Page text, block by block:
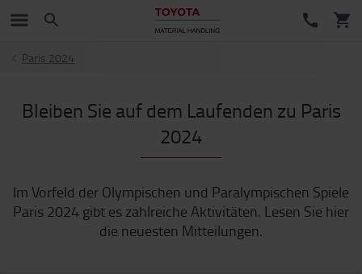
Paris 2024
Bleiben Sie auf dem Laufenden zu Paris
2024
Im Vorfeld der Olympischen und Paralympischen Spiele
Paris 2024 gibt es zahlreiche Aktivitäten. Lesen Sie hier
die neuesten Mitteilungen.